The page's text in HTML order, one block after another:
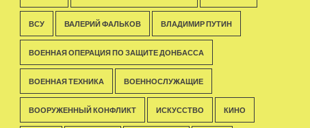
ВСУ ВАЛЕРИЙ ФАЛЬКОВ ВЛАДИМИР ПУТИН
ВОЕННАЯ ОПЕРАЦИЯ ПО ЗАЩИТЕ ДОНБАССА
ВОЕННАЯ ТЕХНИКА ВОЕННОСЛУЖАЩИЕ
ВООРУЖЕННЫЙ КОНФЛИКТ ИСКУССТВО КИНО